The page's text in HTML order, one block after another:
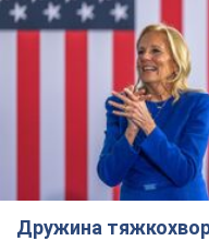
Дружина